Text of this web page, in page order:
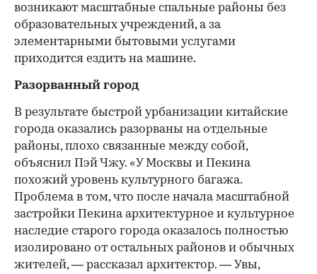
возникают масштабные спальные районы без
образовательных учреждений, а за
элементарными бытовыми услугами
приходится ездить на машине.
Разорванный город
В результате быстрой урбанизации китайские
города оказались разорваны на отдельные
районы, плохо связанные между собой,
объяснил Пэй Чжу. «У Москвы и Пекина
похожий уровень культурного багажа.
Проблема в том, что после начала масштабной
застройки Пекина архитектурное и культурное
наследие старого города оказалось полностью
изолировано от остальных районов и обычных
жителей, — рассказал архитектор. — Увы,